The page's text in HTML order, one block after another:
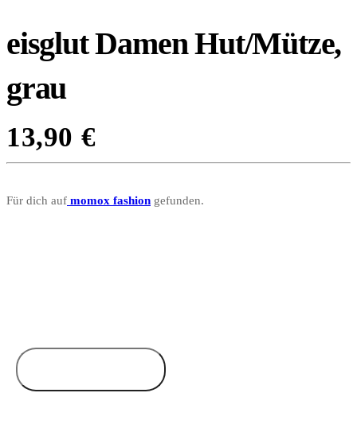
eisglut Damen Hut/Mütze,
grau
13,90 €
Für dich auf momox fashion gefunden.